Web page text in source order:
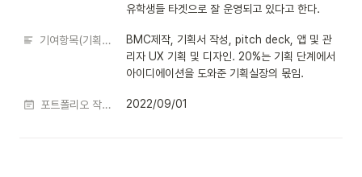
유학생들 타겟으로 잘 운영되고 있다고 한다.
기여항목(기획&디자인)
BMC제작, 기획서 작성, pitch deck, 앱 및 관
리자 UX 기획 및 디자인. 20%는 기획 단계에서
아이디에이션을 도와준 기획실장의 몫임.
포트폴리오 작성 일시 2022/09/01